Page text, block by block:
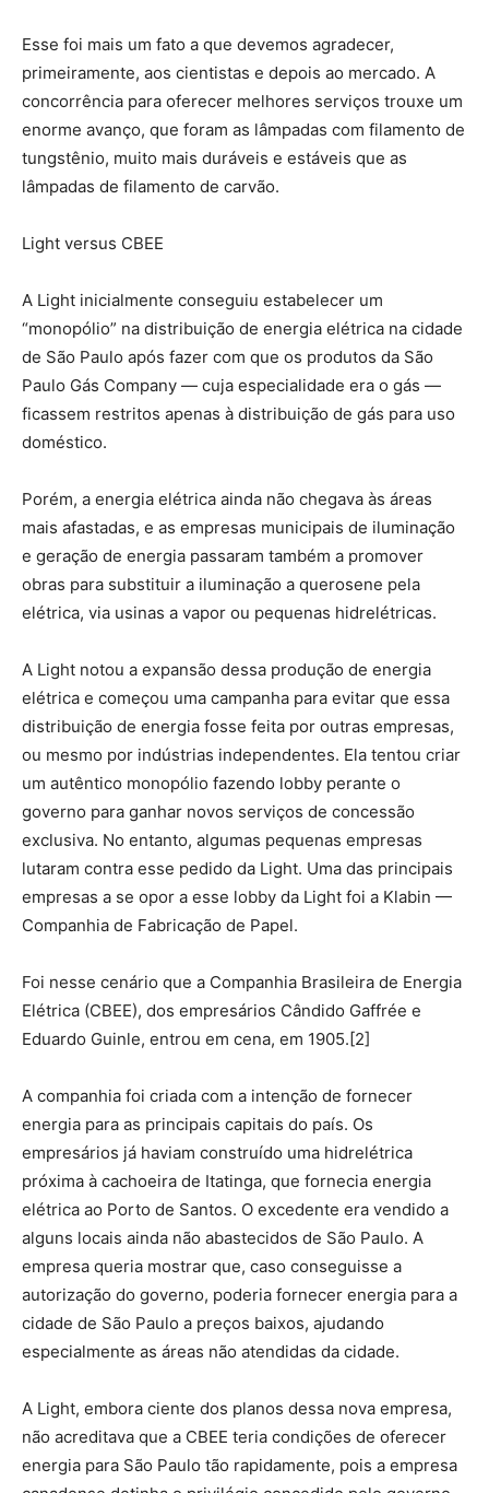
Esse foi mais um fato a que devemos agradecer,
primeiramente, aos cientistas e depois ao mercado. A
concorrência para oferecer melhores serviços trouxe um
enorme avanço, que foram as lâmpadas com filamento de
tungstênio, muito mais duráveis e estáveis que as
lâmpadas de filamento de carvão.
Light versus CBEE
A Light inicialmente conseguiu estabelecer um
“monopólio” na distribuição de energia elétrica na cidade
de São Paulo após fazer com que os produtos da São
Paulo Gás Company — cuja especialidade era o gás —
ficassem restritos apenas à distribuição de gás para uso
doméstico.
Porém, a energia elétrica ainda não chegava às áreas
mais afastadas, e as empresas municipais de iluminação
e geração de energia passaram também a promover
obras para substituir a iluminação a querosene pela
elétrica, via usinas a vapor ou pequenas hidrelétricas.
A Light notou a expansão dessa produção de energia
elétrica e começou uma campanha para evitar que essa
distribuição de energia fosse feita por outras empresas,
ou mesmo por indústrias independentes. Ela tentou criar
um autêntico monopólio fazendo lobby perante o
governo para ganhar novos serviços de concessão
exclusiva. No entanto, algumas pequenas empresas
lutaram contra esse pedido da Light. Uma das principais
empresas a se opor a esse lobby da Light foi a Klabin —
Companhia de Fabricação de Papel.
Foi nesse cenário que a Companhia Brasileira de Energia
Elétrica (CBEE), dos empresários Cândido Gaffrée e
Eduardo Guinle, entrou em cena, em 1905.[2]
A companhia foi criada com a intenção de fornecer
energia para as principais capitais do país. Os
empresários já haviam construído uma hidrelétrica
próxima à cachoeira de Itatinga, que fornecia energia
elétrica ao Porto de Santos. O excedente era vendido a
alguns locais ainda não abastecidos de São Paulo. A
empresa queria mostrar que, caso conseguisse a
autorização do governo, poderia fornecer energia para a
cidade de São Paulo a preços baixos, ajudando
especialmente as áreas não atendidas da cidade.
A Light, embora ciente dos planos dessa nova empresa,
não acreditava que a CBEE teria condições de oferecer
energia para São Paulo tão rapidamente, pois a empresa